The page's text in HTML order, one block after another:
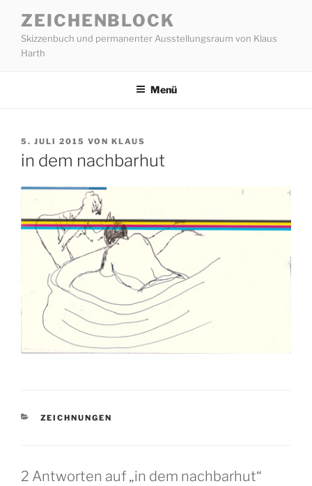
Inhalt
springen
ZEICHENBLOCK
Skizzenbuch und permanenter Ausstellungsraum von Klaus
Harth
Menü
VERÖFFENTLICHT
AM
5. JULI 2015 VON KLAUS
in dem nachbarhut
KATEGORIEN
ZEICHNUNGEN
2 Antworten auf „in dem nachbarhut“